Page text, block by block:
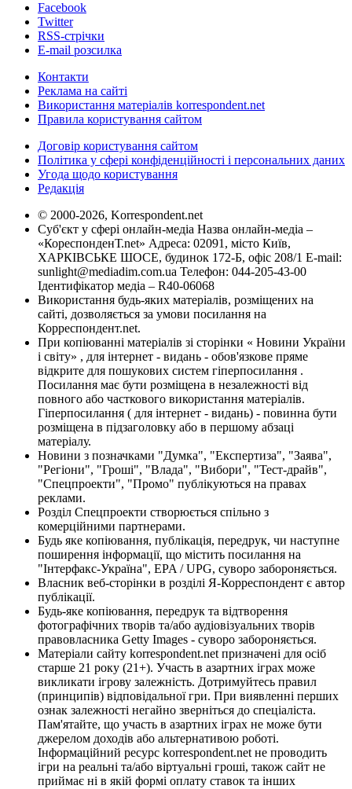
Facebook
Twitter
RSS-стрічки
E-mail розсилка
Контакти
Реклама на сайті
Використання матеріалів korrespondent.net
Правила користування сайтом
Договір користування сайтом
Політика у сфері конфіденційності і персональних даних
Угода щодо користування
Редакція
© 2000-2026, Korrespondent.net
Суб'єкт у сфері онлайн-медіа Назва онлайн-медіа –
«КореспонденТ.net» Адреса: 02091, місто Київ,
ХАРКІВСЬКЕ ШОСЕ, будинок 172-Б, офіс 208/1 E-mail:
sunlight@mediadim.com.ua Телефон: 044-205-43-00
Ідентифікатор медіа – R40-06068
Використання будь-яких матеріалів, розміщених на
сайті, дозволяється за умови посилання на
Корреспондент.net.
При копіюванні матеріалів зі сторінки « Новини України
і світу» , для інтернет - видань - обов'язкове пряме
відкрите для пошукових систем гіперпосилання .
Посилання має бути розміщена в незалежності від
повного або часткового використання матеріалів.
Гіперпосилання ( для інтернет - видань) - повинна бути
розміщена в підзаголовку або в першому абзаці
матеріалу.
Новини з позначками "Думка", "Експертиза", "Заява",
"Регіони", "Гроші", "Влада", "Вибори", "Тест-драйв",
"Спецпроекти", "Промо" публікуються на правах
реклами.
Розділ Спецпроекти створюється спільно з
комерційними партнерами.
Будь яке копіювання, публікація, передрук, чи наступне
поширення інформації, що містить посилання на
"Інтерфакс-Україна", EPA / UPG, суворо забороняється.
Власник веб-сторінки в розділі Я-Корреспондент є автор
публікації.
Будь-яке копіювання, передрук та відтворення
фотографічних творів та/або аудіовізуальних творів
правовласника Getty Images - суворо забороняється.
Матеріали сайту korrespondent.net призначені для осіб
старше 21 року (21+). Участь в азартних іграх може
викликати ігрову залежність. Дотримуйтесь правил
(принципів) відповідальної гри. При виявленні перших
ознак залежності негайно зверніться до спеціаліста.
Пам'ятайте, що участь в азартних іграх не може бути
джерелом доходів або альтернативою роботі.
Інформаційний ресурс korrespondent.net не проводить
ігри на реальні та/або віртуальні гроші, також сайт не
приймає ні в якій формі оплату ставок та інших